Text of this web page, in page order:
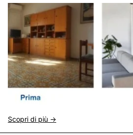
Scopri di più ->